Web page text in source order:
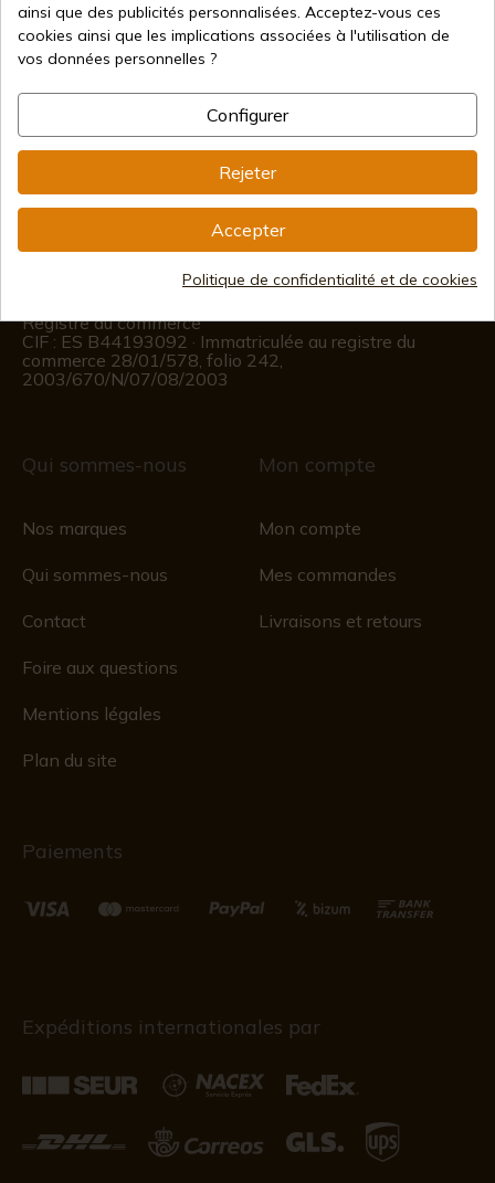
Information
info@aceros-de-hispania.com
Du lundi au vendredi de 09h00 à 15h00
Registre du commerce
CIF : ES B44193092 · Immatriculée au registre du
commerce 28/01/578, folio 242,
2003/670/N/07/08/2003
Qui sommes-nous
Nos marques
Qui sommes-nous
Contact
Foire aux questions
Mentions légales
Plan du site
Mon compte
Mon compte
Mes commandes
Livraisons et retours
Paiements
Expéditions internationales par
ainsi que des publicités personnalisées. Acceptez-vous ces
cookies ainsi que les implications associées à l'utilisation de
vos données personnelles ?
Configurer
Rejeter
Accepter
Politique de confidentialité et de cookies